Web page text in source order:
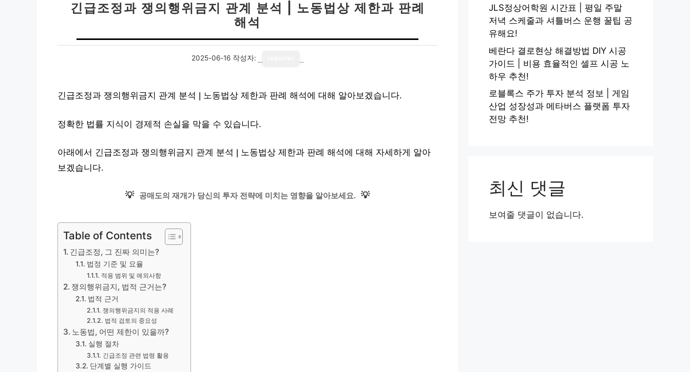
긴급조정과 쟁의행위금지 관계 분석 | 노동법상 제한과 판례
해석
2025-06-16 작성자:
긴급조정과 쟁의행위금지 관계 분석 | 노동법상 제한과 판례 해석에 대해 알아보겠습니다.
정확한 법률 지식이 경제적 손실을 막을 수 있습니다.
아래에서 긴급조정과 쟁의행위금지 관계 분석 | 노동법상 제한과 판례 해석에 대해 자세하게 알아
보겠습니다.
💡 공매도의 재개가 당신의 투자 전략에 미치는 영향을 알아보세요. 💡
Table of Contents
긴급조정, 그 진짜 의미는?
법정 기준 및 요율
적용 범위 및 예외사항
쟁의행위금지, 법적 근거는?
법적 근거
쟁의행위금지의 적용 사례
법적 검토의 중요성
노동법, 어떤 제한이 있을까?
실행 절차
긴급조정 관련 법령 활용
단계별 실행 가이드
JLS정상어학원 시간표 | 평일 주말
저녁 스케줄과 셔틀버스 운행 꿀팁 공
유해요!
베란다 결로현상 해결방법 DIY 시공
가이드 | 비용 효율적인 셀프 시공 노
하우 추천!
로블록스 주가 투자 분석 정보 | 게임
산업 성장성과 메타버스 플랫폼 투자
전망 추천!
최신 댓글
보여줄 댓글이 없습니다.